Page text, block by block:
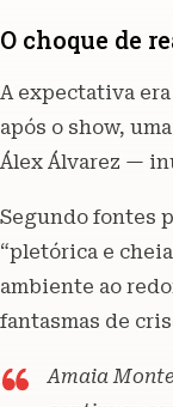
O choque de
A expectativa
após o show,
Álex Álvarez —
Segundo fontes
“pletórica e
ambiente ao
fantasmas de
Amaia